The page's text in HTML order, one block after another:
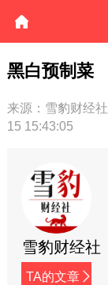
黑白预制菜
来源：雪豹财经社
15 15:43:05
雪豹财经社
TA的文章